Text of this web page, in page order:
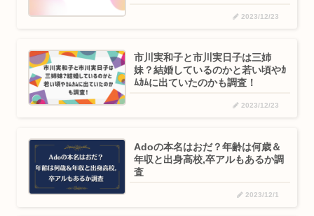
2023/12/23
市川実和子と市川実日子は三姉
妹？結婚しているのかと若い頃やｶ
ﾑｶﾑに出ていたのかも調査！
2023/12/23
Adoの本名はおだ？年齢は何歳＆
年収と出身高校,卒アルもあるか調
査
2023/12/1